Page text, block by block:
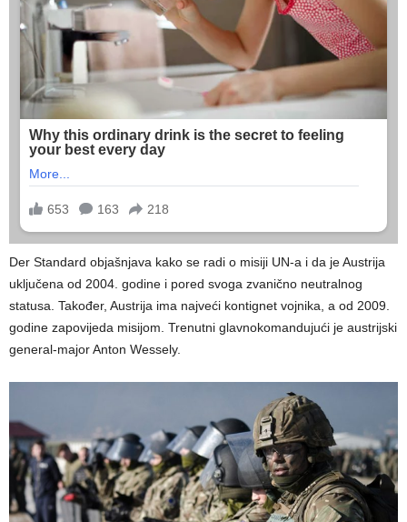
Der Standard objašnjava kako se radi o misiji UN-a i da je Austrija
uključena od 2004. godine i pored svoga zvanično neutralnog
statusa. Također, Austrija ima najveći kontignet vojnika, a od 2009.
godine zapovijeda misijom. Trenutni glavnokomandujući je austrijski
general-major Anton Wessely.